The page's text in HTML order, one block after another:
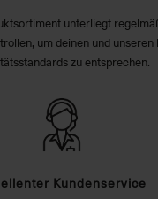
unterliegt
um deinen und unseren
zu entsprechen.
Kundenservice